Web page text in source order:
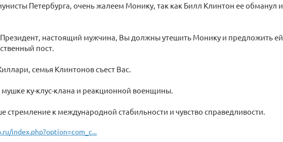
Петербурга, очень жалеем Монику, так как Билл Клинтон ее обманул и
настоящий мужчина, Вы должны утешить Монику и предложить ей
пост.
семья Клинтонов съест Вас.
мушке ку-клус-клана и реакционной военщины.
стремление к международной стабильности и чувство справедливости.
index.php?option=com_c...